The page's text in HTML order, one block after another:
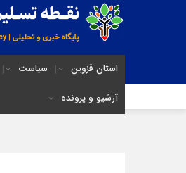
استان قزوین سیاست
آرشیو و پرونده